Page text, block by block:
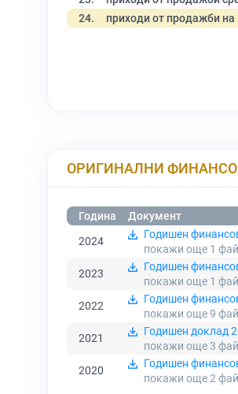
24. приходи от продажби на
ОРИГИНАЛНИ
Година
Документ
2024
Годишен
покажи още 1
2023
Годишен
покажи още 1
2022
Годишен
покажи още 9
2021
Годишен доклад
покажи още 3
2020
Годишен
покажи още 2